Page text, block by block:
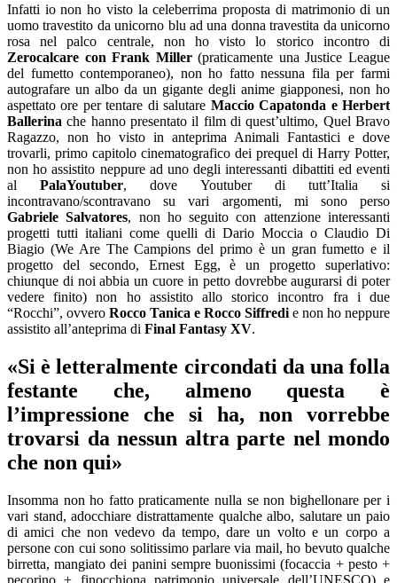
Infatti io non ho visto la celeberrima proposta di matrimonio di un
uomo travestito da unicorno blu ad una donna travestita da unicorno
rosa nel palco centrale, non ho visto lo storico incontro di
Zerocalcare con Frank Miller(praticamente unaJustice League
del fumetto contemporaneo), non ho fatto nessuna fila per farmi
autografare un albo da un gigante degli anime giapponesi, non ho
aspettato ore per tentare di salutare MaccioCapatonda e Herbert
Ballerina che hanno presentato il film di quest’ultimo, Quel Bravo
Ragazzo, non ho visto in anteprima Animali Fantastici e dove
trovarli, primo capitolo cinematografico dei prequel di Harry Potter,
non ho assistito neppure ad uno degli interessanti dibattiti ed eventi
alPalaYoutuber, dove Youtuberdi tutt’Italia si
incontravano/scontravano su vari argomenti, mi sono perso
Gabriele Salvatores, non ho seguito con attenzione interessanti
progetti tutti italiani come quelli di Dario Moccia o Claudio Di
Biagio (WeAre TheCampions del primo è un gran fumetto e il
progetto del secondo, Ernest Egg, è un progetto superlativo:
chiunque di noi abbia un cuore in petto dovrebbe augurarsi di poter
vedere finito) non ho assistito allo storico incontro fra i due
“Rocchi”, ovvero Rocco Tanica e Rocco Siffredi e non ho neppure
assistito all’anteprima di Final Fantasy XV.
«Si è letteralmente circondati da una folla
festante che, almeno questa è
l’impressione che si ha, non vorrebbe
trovarsi da nessun altra parte nel mondo
che non qui»
Insomma non ho fatto praticamente nulla se non bighellonare per i
vari stand, adocchiare distrattamente qualche albo, salutare un paio
di amici che non vedevo da tempo, dare un volto e un corpo a
persone con cui sono solitissimo parlare via mail, ho bevuto qualche
birretta, mangiato dei panini sempre buonissimi (focaccia + pesto +
pecorino + finocchiona patrimonio universale dell’UNESCO) e